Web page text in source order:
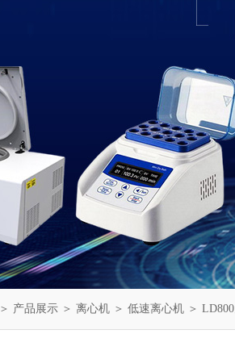
＞ 产品展示 ＞ 离心机 ＞ 低速离心机 ＞